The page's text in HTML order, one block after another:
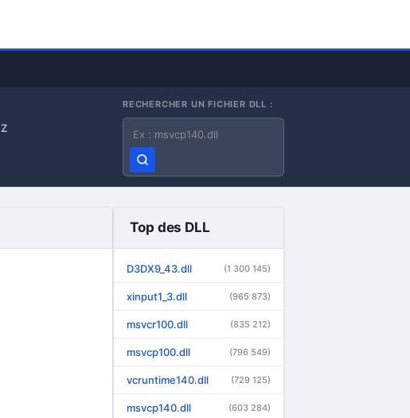
Z
RECHERCHER UN FICHIER DLL :
Nom du fichier DLL
Top des DLL
D3DX9_43.dll (1 300 145)
xinput1_3.dll (965 873)
msvcr100.dll (835 212)
msvcp100.dll (796 549)
vcruntime140.dll (729 125)
msvcp140.dll (603 284)